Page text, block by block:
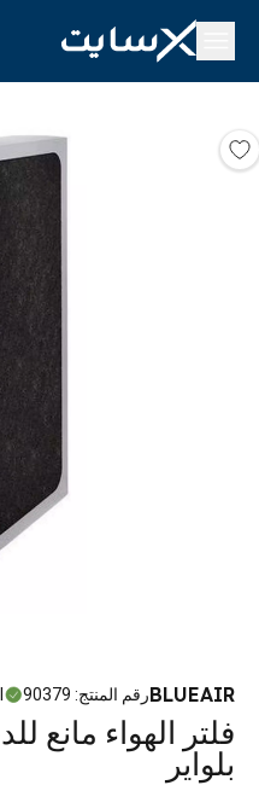
BLUEAIRرقم المنتج:
90379
بلواير